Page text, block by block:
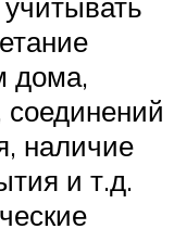
дома,
соединений
наличие
и т.д.